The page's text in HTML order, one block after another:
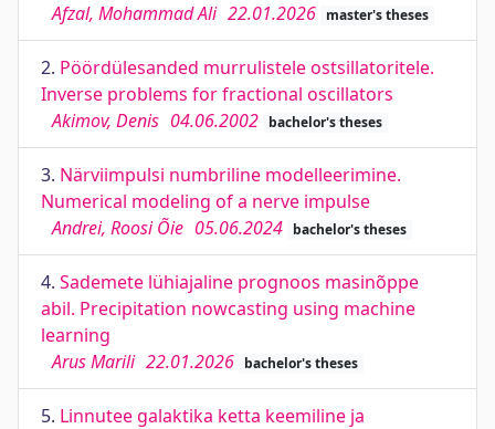
Afzal, Mohammad Ali 22.01.2026 master's theses
2. Pöördülesanded murrulistele ostsillatoritele.
Inverse problems for fractional oscillators
Akimov, Denis 04.06.2002 bachelor's theses
3. Närviimpulsi numbriline modelleerimine.
Numerical modeling of a nerve impulse
Andrei, Roosi Õie 05.06.2024 bachelor's theses
4. Sademete lühiajaline prognoos masinõppe
abil. Precipitation nowcasting using machine
learning
Arus Marili 22.01.2026 bachelor's theses
5. Linnutee galaktika ketta keemiline ja